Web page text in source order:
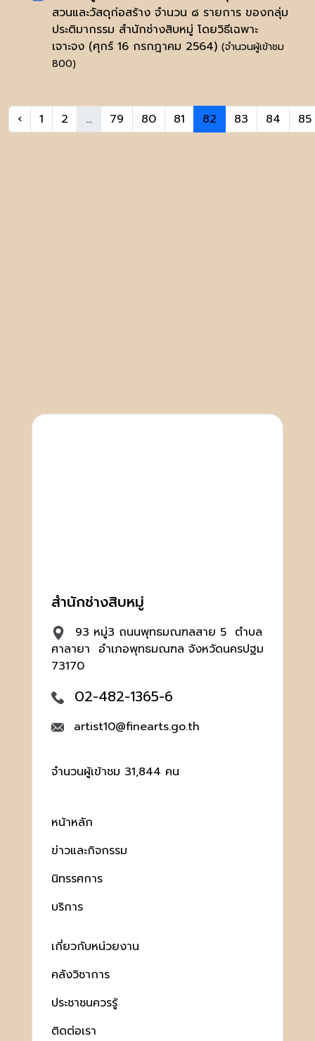
สวนและวัสดุก่อสร้าง จำนวน ๘ รายการ ของกลุ่ม
ประติมากรรม สำนักช่างสิบหมู่ โดยวิธีเฉพาะ
เจาะจง (ศุกร์ 16 กรกฎาคม 2564) (จำนวนผู้เข้าชม
800)
‹ 1 2 ... 79 80 81 82 83 84 85
สำนักช่างสิบหมู่
93 หมู่3 ถนนพุทธมณฑลสาย 5 ตำบล
ศาลายา อำเภอพุทธมณฑล จังหวัดนครปฐม
73170
02-482-1365-6
artist10@finearts.go.th
จำนวนผู้เข้าชม 31,844 คน
หน้าหลัก
ข่าวและกิจกรรม
นิทรรศการ
บริการ
เกี่ยวกับหน่วยงาน
คลังวิชาการ
ประชาชนควรรู้
ติดต่อเรา